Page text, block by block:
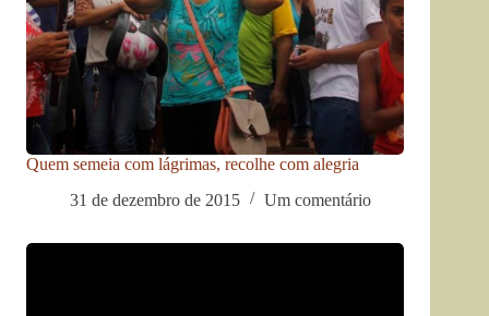
Quem semeia com lágrimas, recolhe com alegria
31 de dezembro de 2015
Um comentário